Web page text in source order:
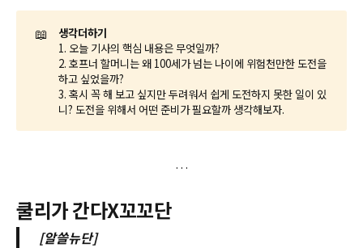
📖
생각더하기
1. 오늘 기사의 핵심 내용은 무엇일까?
2. 호프너 할머니는 왜 100세가 넘는 나이에 위험천만한 도전을
하고 싶었을까?
3. 혹시 꼭 해 보고 싶지만 두려워서 쉽게 도전하지 못한 일이 있
니? 도전을 위해서 어떤 준비가 필요할까 생각해보자.
쿨리가 간다X꼬꼬단
[알쓸뉴단]